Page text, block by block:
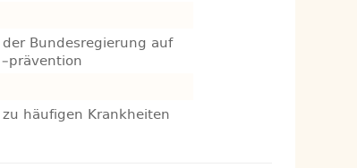
Bundesregierung auf
häufigen Krankheiten